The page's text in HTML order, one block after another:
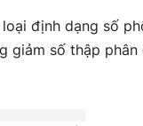
định dạng số
giảm số thập phân